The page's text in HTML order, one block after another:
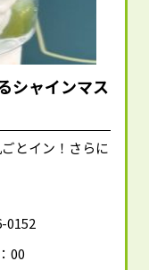
シャインマス
とイン！さらに
0152
00